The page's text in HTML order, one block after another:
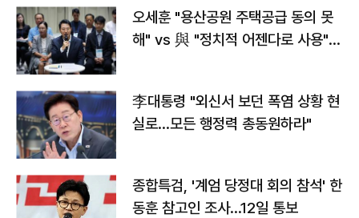
오세훈 "용산공원 주택공급 동의 못
해" vs 與 "정치적 어젠다로 사용"
李대통령 "외신서 보던 폭염 상황 현
실로…모든 행정력 총동원하라"
종합특검, '계엄 당정대 회의 참석' 한
동훈 참고인 조사...12일 통보